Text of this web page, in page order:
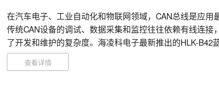
在汽车电子、工业自动化和物联网领域，CAN总线是应用
传统CAN设备的调试、数据采集和监控往往依赖有线连接
了开发和维护的复杂度。海凌科电子最新推出的HLK-B42
BLE 5.3技术，让CAN设备轻松实现蓝牙无线数据传输，为
便利。 查看详情